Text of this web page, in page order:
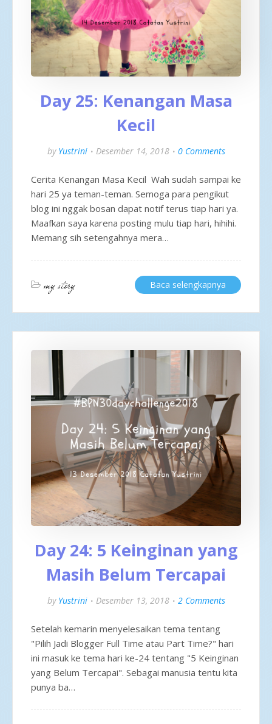
Day 25: Kenangan Masa
Kecil
by Yustrini Desember 14, 2018 0 Comments
Cerita Kenangan Masa Kecil Wah sudah sampai ke
hari 25 ya teman-teman. Semoga para pengikut
blog ini nggak bosan dapat notif terus tiap hari ya.
Maafkan saya karena posting mulu tiap hari, hihihi.
Memang sih setengahnya mera…
my story Baca selengkapnya
Day 24: 5 Keinginan yang
Masih Belum Tercapai
by Yustrini Desember 13, 2018 2 Comments
Setelah kemarin menyelesaikan tema tentang
"Pilih Jadi Blogger Full Time atau Part Time?" hari
ini masuk ke tema hari ke-24 tentang "5 Keinginan
yang Belum Tercapai". Sebagai manusia tentu kita
punya ba…